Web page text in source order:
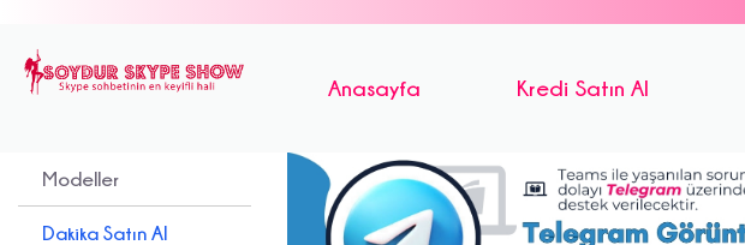
Anasayfa Kredi Satın Al
Modeller
Dakika Satın Al